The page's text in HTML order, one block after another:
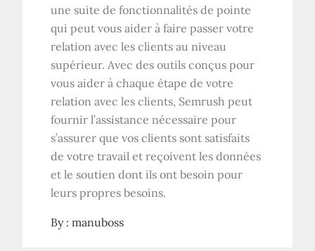
une suite de fonctionnalités de pointe
qui peut vous aider à faire passer votre
relation avec les clients au niveau
supérieur. Avec des outils conçus pour
vous aider à chaque étape de votre
relation avec les clients, Semrush peut
fournir l’assistance nécessaire pour
s’assurer que vos clients sont satisfaits
de votre travail et reçoivent les données
et le soutien dont ils ont besoin pour
leurs propres besoins.
By :manuboss